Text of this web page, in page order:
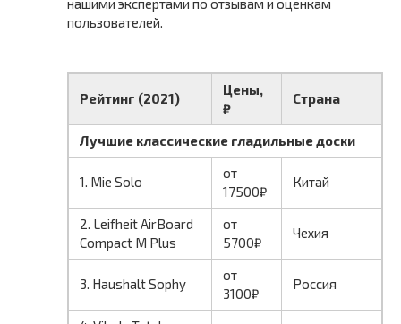
нашими экспертами по отзывам и оценкам
пользователей.
Рейтинг (2021)
Цены,
₽
Страна
Лучшие классические гладильные доски
1. Mie Solo
от
17500₽
Китай
2. Leifheit AirBoard
Compact M Plus
от
5700₽
Чехия
3. Haushalt Sophy
от
3100₽
Россия